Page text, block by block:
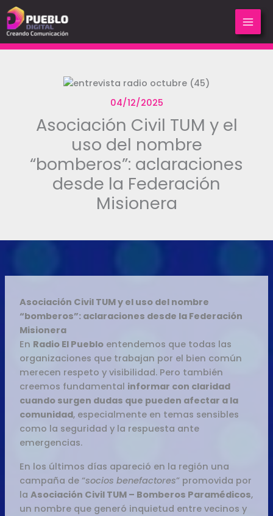
al
contenido
04/12/2025
Asociación Civil TUM y el
uso del nombre
“bomberos”: aclaraciones
desde la Federación
Misionera
Asociación Civil TUM y el uso del nombre
“bomberos”: aclaraciones desde la Federación
Misionera
En Radio El Pueblo entendemos que todas las
organizaciones que trabajan por el bien común
merecen respeto y visibilidad. Pero también
creemos fundamental informar con claridad
cuando surgen dudas que pueden afectar a la
comunidad, especialmente en temas sensibles
como la seguridad y la respuesta ante
emergencias.
En los últimos días apareció en la región una
campaña de “socios benefactores” promovida por
laAsociación Civil TUM – Bomberos Paramédicos,
un nombre que generó inquietud entre vecinos y